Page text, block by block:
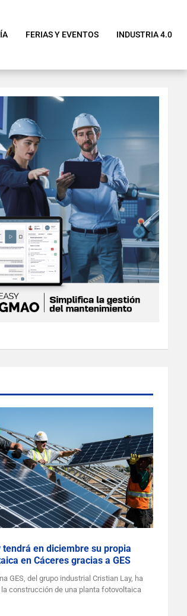
FERIAS Y EVENTOS INDUSTRIA 4.0
tendrá en diciembre su propia
en Cáceres gracias a GES
GES, del grupo industrial Cristian Lay, ha
construcción de una planta fotovoltaica